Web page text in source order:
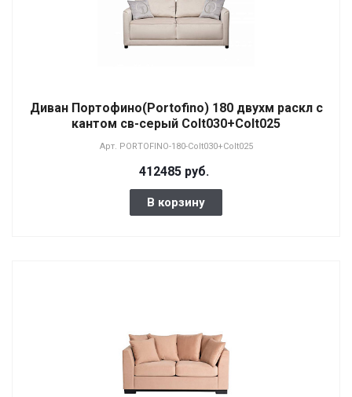
Диван Портофино(Portofino) 180 двухм раскл с
кантом св-серый Colt030+Colt025
Арт. PORTOFINO-180-Colt030+Colt025
412485 руб.
В корзину